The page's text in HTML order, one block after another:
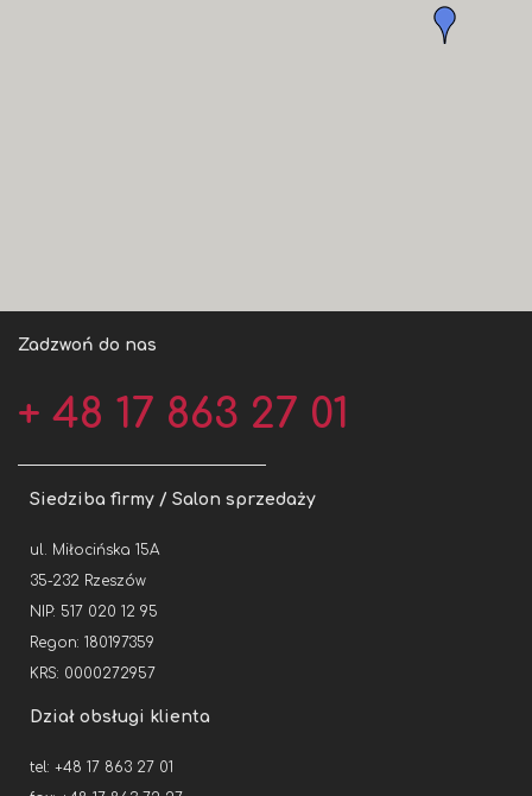
Zadzwoń do nas
+ 48 17 863 27 01
Siedziba firmy / Salon sprzedaży
ul. Miłocińska 15A
35-232 Rzeszów
NIP: 517 020 12 95
Regon: 180197359
KRS: 0000272957
Dział obsługi klienta
tel: +48 17 863 27 01